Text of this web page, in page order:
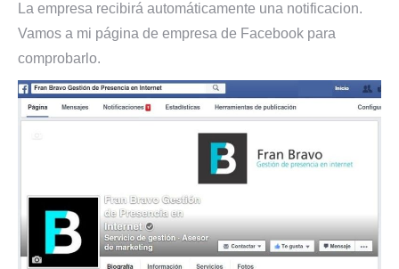
La empresa recibirá automáticamente una notificacion.
Vamos a mi página de empresa de Facebook para
comprobarlo.